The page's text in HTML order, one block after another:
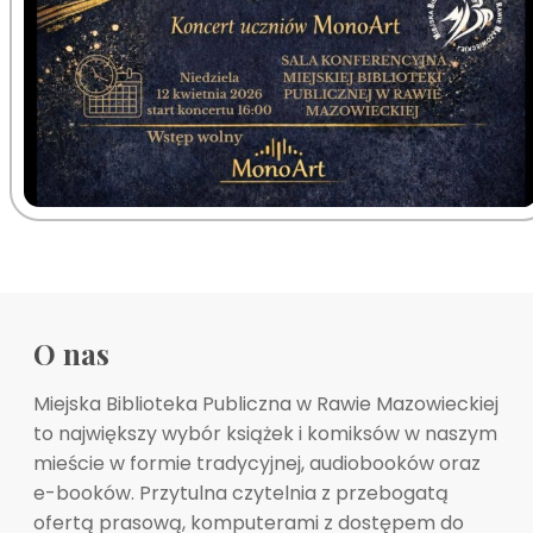
O nas
Miejska Biblioteka Publiczna w Rawie Mazowieckiej
to największy wybór książek i komiksów w naszym
mieście w formie tradycyjnej, audiobooków oraz
e-booków. Przytulna czytelnia z przebogatą
ofertą prasową, komputerami z dostępem do